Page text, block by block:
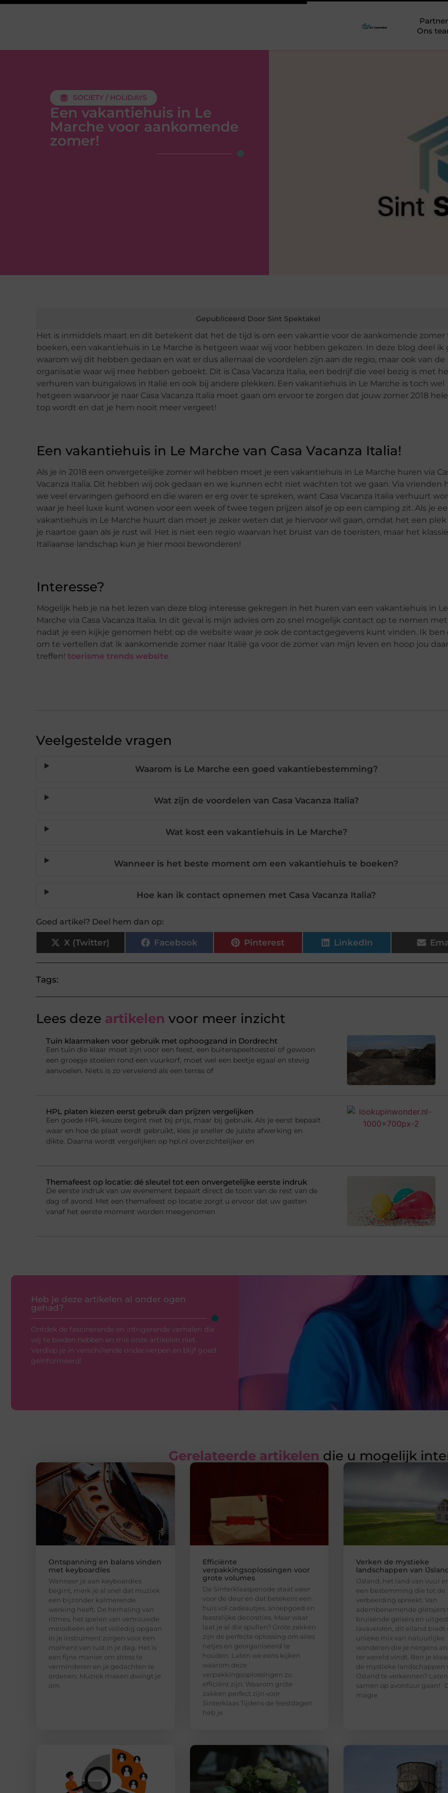
Ons
SOCIETY / HOLIDAYS
Een vakantiehuis in Le
Marche voor aankomende
zomer!
Gepubliceerd Door Sint Spektakel
Het is inmiddels maart en dit betekent dat het de tijd is om een vakantie voor de aankomende zomer
boeken, een vakantiehuis in Le Marche is hetgeen waar wij voor hebben gekozen. In deze blog deel ik
waarom wij dit hebben gedaan en wat er dus allemaal de voordelen zijn aan de regio, maar ook van de
organisatie waar wij mee hebben geboekt. Dit is Casa Vacanza Italia, een bedrijf die veel bezig is met
verhuren van bungalows in Italië en ook bij andere plekken. Een vakantiehuis in Le Marche is toch wel
hetgeen waarvoor je naar Casa Vacanza Italia moet gaan om ervoor te zorgen dat jouw zomer 2018
top wordt en dat je hem nooit meer vergeet!
Een vakantiehuis in Le Marche van Casa Vacanza Italia!
Als je in 2018 een onvergetelijke zomer wil hebben moet je een vakantiehuis in Le Marche huren via
Vacanza Italia. Dit hebben wij ook gedaan en we kunnen echt niet wachten tot we gaan. Via vrienden
we veel ervaringen gehoord en die waren er erg over te spreken, want Casa Vacanza Italia verhuurt
waar je heel luxe kunt wonen voor een week of twee tegen prijzen alsof je op een camping zit. Als je
vakantiehuis in Le Marche huurt dan moet je zeker weten dat je hiervoor wil gaan, omdat het een plek
je naartoe gaan als je rust wil. Het is niet een regio waarvan het bruist van de toeristen, maar het
Italiaanse landschap kun je hier mooi bewonderen!
Interesse?
Mogelijk heb je na het lezen van deze blog interesse gekregen in het huren van een vakantiehuis in Le
Marche via Casa Vacanza Italia. In dit geval is mijn advies om zo snel mogelijk contact op te nemen
nadat je een kijkje genomen hebt op de website waar je ook de contactgegevens kunt vinden. Ik ben
om te vertellen dat ik aankomende zomer naar Italië ga voor de zomer van mijn leven en hoop jou
treffen! toerisme trends website
Veelgestelde vragen
Waarom is Le Marche een goed vakantiebestemming?
Wat zijn de voordelen van Casa Vacanza Italia?
Wat kost een vakantiehuis in Le Marche?
Wanneer is het beste moment om een vakantiehuis te boeken?
Hoe kan ik contact opnemen met Casa Vacanza Italia?
Goed artikel? Deel hem dan op:
X (Twitter) Facebook Pinterest LinkedIn
Tags:
Lees deze artikelen voor meer inzicht
Tuin klaarmaken voor gebruik met ophoogzand in Dordrecht
Een tuin die klaar moet zijn voor een feest, een buitenspeeltoestel of gewoon
een groepje stoelen rond een vuurkorf, moet wel een beetje egaal en stevig
aanvoelen. Niets is zo vervelend als een terras of
HPL platen kiezen eerst gebruik dan prijzen vergelijken
Een goede HPL-keuze begint niet bij prijs, maar bij gebruik. Als je eerst bepaalt
waar en hoe de plaat wordt gebruikt, kies je sneller de juiste afwerking en
dikte. Daarna wordt vergelijken op hpl.nl overzichtelijker en
Themafeest op locatie: dé sleutel tot een onvergetelijke eerste indruk
De eerste indruk van uw evenement bepaalt direct de toon van de rest van de
dag of avond. Met een themafeest op locatie zorgt u ervoor dat uw gasten
vanaf het eerste moment worden meegenomen
Heb je deze artikelen al onder ogen
gehad?
Ontdek de fascinerende en intrigerende verhalen die
wij te bieden hebben en mis onze artikelen niet.
Verdiep je in verschillende onderwerpen en blijf goed
geïnformeerd!
Gerelateerde artikelen die u mogelijk
Ontspanning en balans vinden
met keyboardles
Wanneer je aan keyboardles
begint, merk je al snel dat muziek
een bijzonder kalmerende
werking heeft. De herhaling van
ritmes, het spelen van vertrouwde
melodieën en het volledig opgaan
in je instrument zorgen voor een
moment van rust in je dag. Het is
een fijne manier om stress te
verminderen en je gedachten te
ordenen. Muziek maken dwingt je
om
Efficiënte
verpakkingsoplossingen voor
grote volumes
De Sinterklaasperiode staat weer
voor de deur en dat betekent een
huis vol cadeautjes, snoepgoed en
feestelijke decoraties. Maar waar
laat je al die spullen? Grote zakken
zijn de perfecte oplossing om alles
netjes en georganiseerd te
houden. Laten we eens kijken
waarom deze
verpakkingsoplossingen zo
efficiënt zijn. Waarom grote
zakken perfect zijn voor
Sinterklaas Tijdens de feestdagen
heb je
Verken de mystieke
landschappen van
IJsland, het land van vuur
een bestemming die tot de
verbeelding spreekt. Van
adembenemende gletsjers
bruisende geisers en
lavavelden, dit eiland biedt
unieke mix van natuurlijke
wonderen die je nergens
ter wereld vindt. Ben je
de mystieke landschappen
IJsland te verkennen?
samen op avontuur gaan!
magie